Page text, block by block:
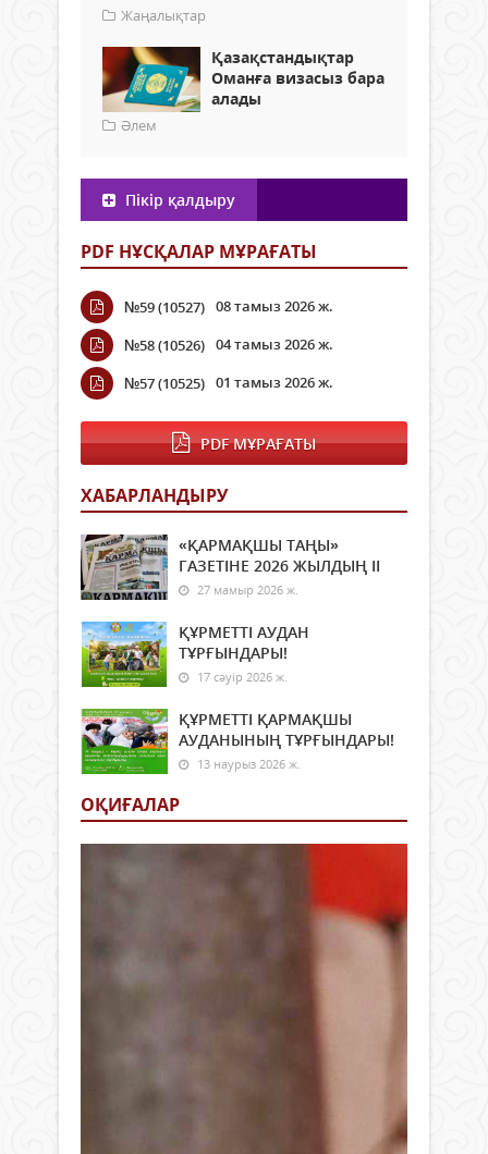
Жаңалықтар
Қазақстандықтар
Оманға визасыз бара
алады
Әлем
Пікір қалдыру
PDF НҰСҚАЛАР МҰРАҒАТЫ
№59 (10527) 08 тамыз 2026 ж.
№58 (10526) 04 тамыз 2026 ж.
№57 (10525) 01 тамыз 2026 ж.
PDF МҰРАҒАТЫ
ХАБАРЛАНДЫРУ
«ҚАРМАҚШЫ ТАҢЫ»
ГАЗЕТІНЕ 2026 ЖЫЛДЫҢ ІI
27 мамыр 2026 ж.
ҚҰРМЕТТІ АУДАН
ТҰРҒЫНДАРЫ!
17 сәуір 2026 ж.
ҚҰРМЕТТІ ҚАРМАҚШЫ
АУДАНЫНЫҢ ТҰРҒЫНДАРЫ!
13 наурыз 2026 ж.
ОҚИҒАЛАР